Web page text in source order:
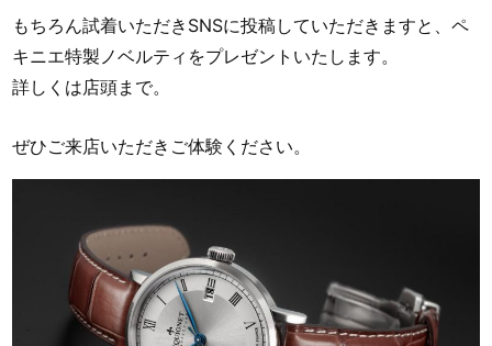
もちろん試着いただきSNSに投稿していただきますと、ペ
キニエ特製ノベルティをプレゼントいたします。
詳しくは店頭まで。
ぜひご来店いただきご体験ください。